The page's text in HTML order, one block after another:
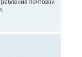
почтовой